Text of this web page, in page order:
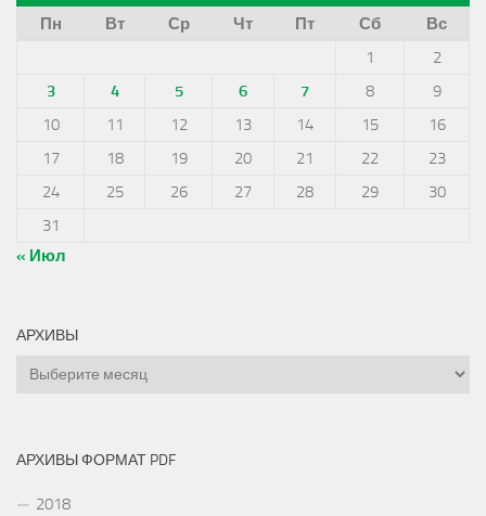
Пн
Вт Ср Чт Пт Сб
Вс
1
2
3
4 5 6 7 8
9
10
11 12 13 14 15
16
17
18 19 20 21 22
23
24
25 26 27 28 29
30
31
« Июл
АРХИВЫ
Архивы
АРХИВЫ ФОРМАТ PDF
2018